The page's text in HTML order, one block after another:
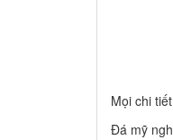
Mọi chi
Đá mỹ